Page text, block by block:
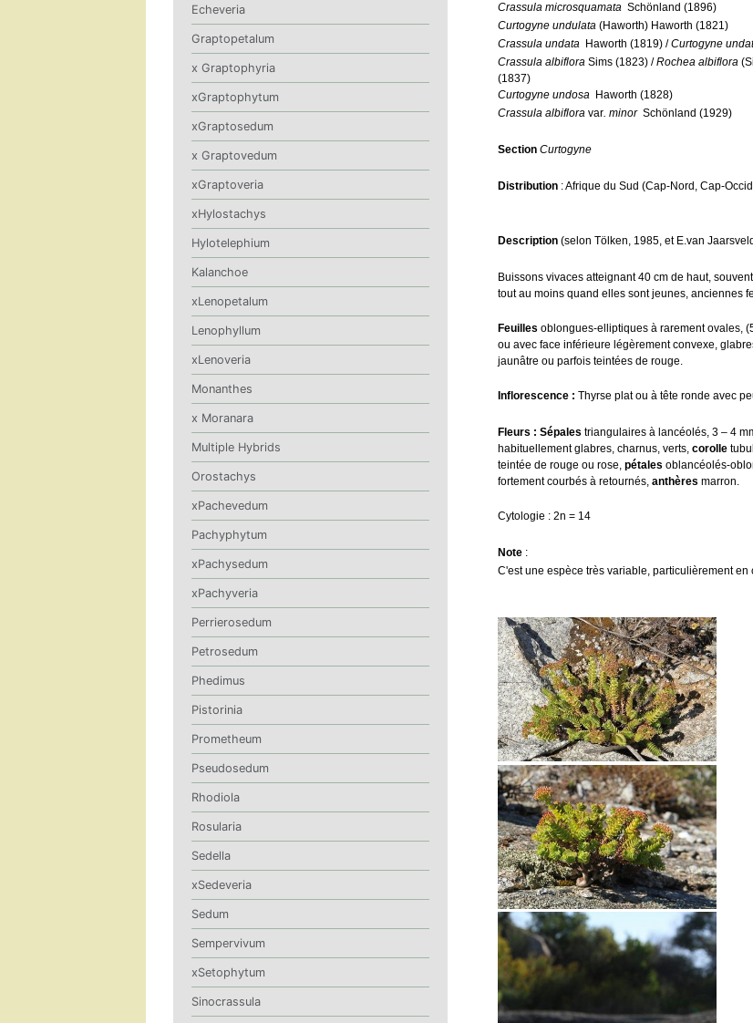
Echeveria
Graptopetalum
x Graptophyria
xGraptophytum
xGraptosedum
x Graptovedum
xGraptoveria
xHylostachys
Hylotelephium
Kalanchoe
xLenopetalum
Lenophyllum
xLenoveria
Monanthes
x Moranara
Multiple Hybrids
Orostachys
xPachevedum
Pachyphytum
xPachysedum
xPachyveria
Perrierosedum
Petrosedum
Phedimus
Pistorinia
Prometheum
Pseudosedum
Rhodiola
Rosularia
Sedella
xSedeveria
Sedum
Sempervivum
xSetophytum
Sinocrassula
Crassula microsquamata Schönland (1896)
Curtogyne undulata (Haworth) Haworth (1821)
Crassula undata Haworth (1819) /Curtogyne
Crassula albiflora Sims (1823) /Rochea albiflora
(1837)
Curtogyne undosa Haworth (1828)
Crassula albifloravar. minorSchönland (1929)
Section Curtogyne
Distribution : Afrique du Sud (Cap-Nord, Cap-
Description (selon Tölken, 1985, et E.van
Buissons vivaces atteignant 40 cm de haut,
tout au moins quand elles sont jeunes, anciennes
Feuilles oblongues-elliptiques à rarement ovales,
ou avec face inférieure légèrement convexe,
jaunâtre ou parfois teintées de rouge.
Inflorescence :Thyrse plat ou à tête ronde avec
Fleurs : Sépales triangulaires à lancéolés, 3 – 4
habituellement glabres, charnus, verts,corolle
teintée de rouge ou rose,pétales oblancéolés-
fortement courbés à retournés,anthères marron.
Cytologie : 2n = 14
Note :
C'est une espèce très variable, particulièrement